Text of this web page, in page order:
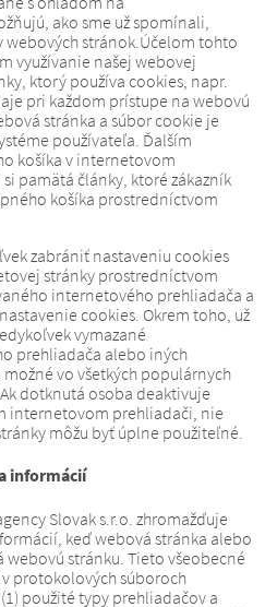
ako sme už spomínali,
stránok. Účelom tohto
využívanie našej webovej
ktorý používa cookies, napr.
pri každom prístupe na webovú
stránka a súbor cookie je
používateľa. Ďalším
košíka v internetovom
pamätá články, ktoré zákazník
košíka prostredníctvom
zabrániť nastaveniu cookies
stránky prostredníctvom
internetového prehliadača a
cookies. Okrem toho, už
vymazané
prehliadača alebo iných
možné vo všetkých populárnych
Ak dotknutá osoba deaktivuje
internetovom prehliadači, nie
môžu byť úplne použiteľné.
informácií
Slovak s.r.o. zhromažďuje
keď webová stránka alebo
stránku. Tieto všeobecné
protokolových súboroch
použité typy prehliadačov a